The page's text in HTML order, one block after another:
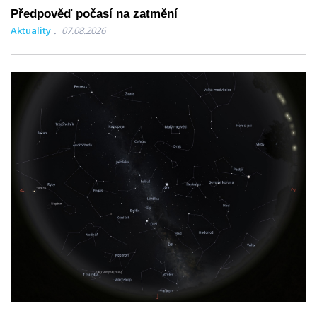
Předpověď počasí na zatmění
Aktuality 07.08.2026